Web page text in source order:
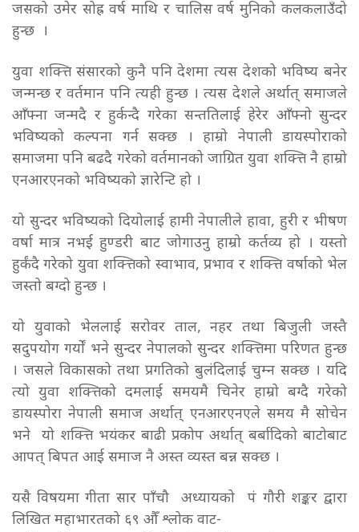
जसको उमेर सोह्र वर्ष माथि र चालिस वर्ष मुनिको कलकलाउँदो
हुन्छ ।
युवा शक्त्ति संसारको कुनै पनि देशमा त्यस देशको भविष्य बनेर
जन्मन्छ र वर्तमान पनि त्यही हुन्छ । त्यस देशले अर्थात् समाजले
आँफ्ना जन्मदै र हुर्कन्दै गरेका सन्ततिलाई हेरेर आँफ्नो सुन्दर
भविष्यको कल्पना गर्न सक्छ । हाम्रो नेपाली डायस्पोराको
समाजमा पनि बढदै गरेको वर्तमानको जाग्रित युवा शक्त्ति नै हाम्रो
एनआरएनको भविष्यको ज्ञारेन्टि हो ।
यो सुन्दर भविष्यको दियोलाई हामी नेपालीले हावा, हुरी र भीषण
वर्षा मात्र नभई हुण्डरी बाट जोगाउनु हाम्रो कर्तव्य हो । यस्तो
हुर्कंदै गरेको युवा शक्त्तिको स्वाभाव, प्रभाव र शक्त्ति वर्षाको भेल
जस्तो बग्दो हुन्छ ।
यो युवाको भेललाई सरोवर ताल, नहर तथा बिजुली जस्तै
सदुपयोग गर्यों भने सुन्दर नेपालको सुन्दर शक्त्तिमा परिणत हुन्छ
। जसले विकासको तथा प्रगतिको बुलंदिलाई चुम्न सक्छ । यदि
त्यो युवा शक्त्तिको दमलाई समयमै चिनेर हाम्रो बग्दै गरेको
डायस्पोरा नेपाली समाज अर्थात् एनआरएनएले समय मै सोचेन
भने यो शक्त्ति भयंकर बाढी प्रकोप अर्थात् बर्बादिको बाटोबाट
आपत् बिपत आई समाज नै अस्त व्यस्त बन्न सक्छ ।
यसै विषयमा गीता सार पाँचौ अध्यायको पं गौरी शङ्कर द्वारा
लिखित महाभारतको ६९ औँ श्लोक वाट-